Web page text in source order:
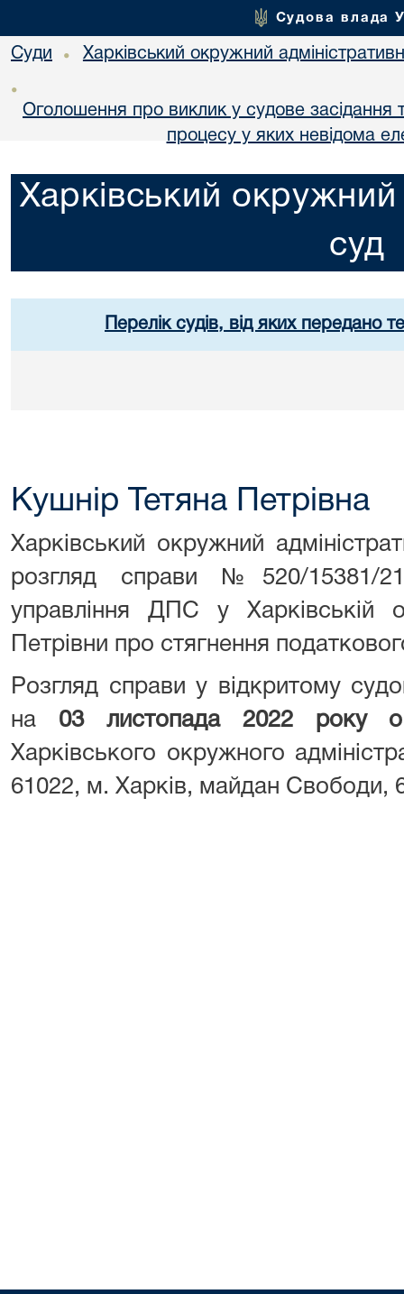
Судова влада
Суди • Харківський окружний
•
Оголошення про виклик у судове засідання
процесу у яких невідома
Харківський окружний
суд
Перелік судів, від яких передано
Кушнір Тетяна Петрівна
Харківський окружний
розгляд справи №520/15381/
управління ДПС у Харківській
Петрівни про стягнення
Розгляд справи у відкритому
на 03 листопада 2022 року
Харківського окружного
61022, м. Харків, майдан Свободи,